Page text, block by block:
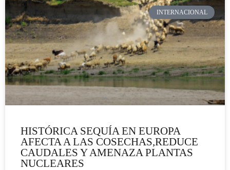
INTERNACIONAL
HISTÓRICA SEQUÍA EN EUROPA
AFECTA A LAS COSECHAS,REDUCE
CAUDALES Y AMENAZA PLANTAS
NUCLEARES